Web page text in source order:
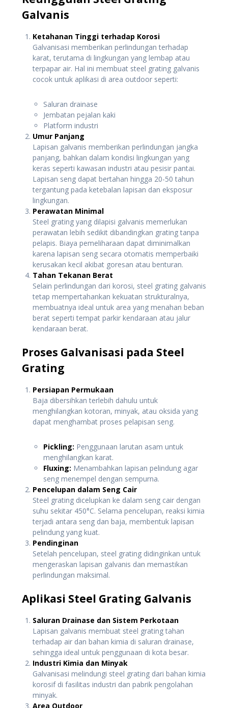
Galvanis
Ketahanan Tinggi terhadap Korosi
Galvanisasi memberikan perlindungan terhadap
karat, terutama di lingkungan yang lembap atau
terpapar air. Hal ini membuat steel grating galvanis
cocok untuk aplikasi di area outdoor seperti:
Saluran drainase
Jembatan pejalan kaki
Platform industri
Umur Panjang
Lapisan galvanis memberikan perlindungan jangka
panjang, bahkan dalam kondisi lingkungan yang
keras seperti kawasan industri atau pesisir pantai.
Lapisan seng dapat bertahan hingga 20-50 tahun
tergantung pada ketebalan lapisan dan eksposur
lingkungan.
Perawatan Minimal
Steel grating yang dilapisi galvanis memerlukan
perawatan lebih sedikit dibandingkan grating tanpa
pelapis. Biaya pemeliharaan dapat diminimalkan
karena lapisan seng secara otomatis memperbaiki
kerusakan kecil akibat goresan atau benturan.
Tahan Tekanan Berat
Selain perlindungan dari korosi, steel grating galvanis
tetap mempertahankan kekuatan strukturalnya,
membuatnya ideal untuk area yang menahan beban
berat seperti tempat parkir kendaraan atau jalur
kendaraan berat.
Proses Galvanisasi pada Steel
Grating
Persiapan Permukaan
Baja dibersihkan terlebih dahulu untuk
menghilangkan kotoran, minyak, atau oksida yang
dapat menghambat proses pelapisan seng.
Pickling: Penggunaan larutan asam untuk
menghilangkan karat.
Fluxing: Menambahkan lapisan pelindung agar
seng menempel dengan sempurna.
Pencelupan dalam Seng Cair
Steel grating dicelupkan ke dalam seng cair dengan
suhu sekitar 450°C. Selama pencelupan, reaksi kimia
terjadi antara seng dan baja, membentuk lapisan
pelindung yang kuat.
Pendinginan
Setelah pencelupan, steel grating didinginkan untuk
mengeraskan lapisan galvanis dan memastikan
perlindungan maksimal.
Aplikasi Steel Grating Galvanis
Saluran Drainase dan Sistem Perkotaan
Lapisan galvanis membuat steel grating tahan
terhadap air dan bahan kimia di saluran drainase,
sehingga ideal untuk penggunaan di kota besar.
Industri Kimia dan Minyak
Galvanisasi melindungi steel grating dari bahan kimia
korosif di fasilitas industri dan pabrik pengolahan
minyak.
Area Outdoor